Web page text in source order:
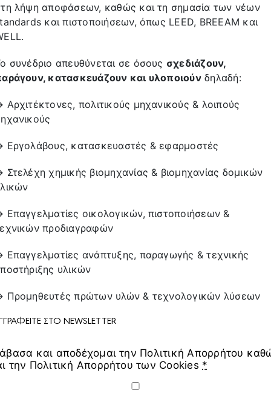
λήψη αποφάσεων, καθώς και τη σημασία των νέων
και πιστοποιήσεων, όπως LEED, BREEAM και
συνέδριο απευθύνεται σε όσους σχεδιάζουν,
κατασκευάζουν και υλοποιούνδηλαδή:
Αρχιτέκτονες, πολιτικούς μηχανικούς & λοιπούς
Εργολάβους, κατασκευαστές & εφαρμοστές
Στελέχη χημικής βιομηχανίας & βιομηχανίας δομικών
Επαγγελματίες οικολογικών, πιστοποιήσεων &
προδιαγραφών
Επαγγελματίες ανάπτυξης, παραγωγής & τεχνικής
υλικών
Προμηθευτές πρώτων υλών & τεχνολογικών λύσεων
ΣΤΟ NEWSLETTER
και αποδέχομαι την Πολιτική Απορρήτου
την Πολιτική Απορρήτου των Cookies *